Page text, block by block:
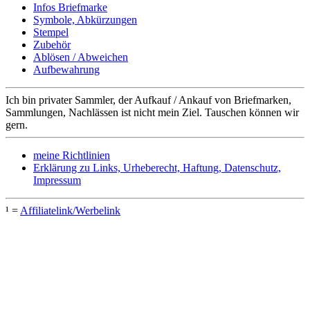
Infos Briefmarke
Symbole, Abkürzungen
Stempel
Zubehör
Ablösen / Abweichen
Aufbewahrung
Ich bin privater Sammler, der Aufkauf / Ankauf von Briefmarken,
Sammlungen, Nachlässen ist nicht mein Ziel. Tauschen können wir
gern.
meine Richtlinien
Erklärung zu Links, Urheberecht, Haftung, Datenschutz,
Impressum
¹ = Affiliatelink/Werbelink